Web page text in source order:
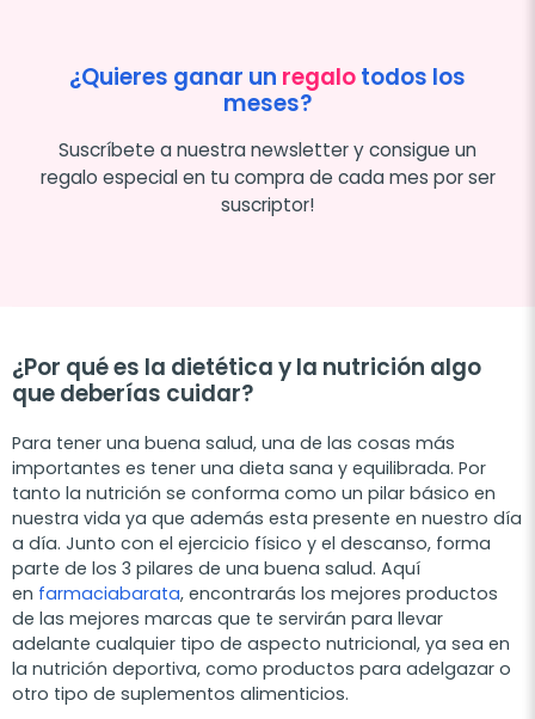
¿Quieres ganar un regalotodos los
meses?
Suscríbete a nuestra newsletter y consigue un
regalo especial en tu compra de cada mes por ser
suscriptor!
¿Por qué es la dietética y la nutrición algo
que deberías cuidar?
Para tener una buena salud, una de las cosas más
importantes es tener una dieta sana y equilibrada. Por
tanto la nutrición se conforma como un pilar básico en
nuestra vida ya que además esta presente en nuestro día
a día. Junto con el ejercicio físico y el descanso, forma
parte de los 3 pilares de una buena salud. Aquí
en farmaciabarata, encontrarás los mejores productos
de las mejores marcas que te servirán para llevar
adelante cualquier tipo de aspecto nutricional, ya sea en
la nutrición deportiva, como productos para adelgazar o
otro tipo de suplementos alimenticios.